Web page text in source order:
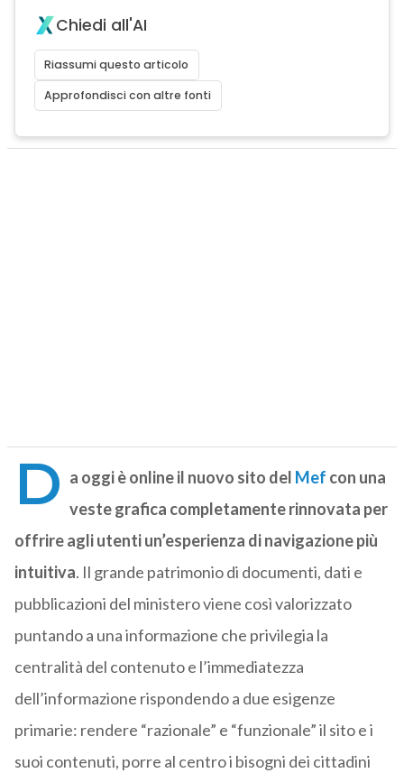
Chiedi all'AI
Riassumi questo articolo
Approfondisci con altre fonti
D a oggi è online il nuovo sito del Mef con una
veste grafica completamente rinnovata per
offrire agli utenti un’esperienza di navigazione più
intuitiva. Il grande patrimonio di documenti, dati e
pubblicazioni del ministero viene così valorizzato
puntando a una informazione che privilegia la
centralità del contenuto e l’immediatezza
dell’informazione rispondendo a due esigenze
primarie: rendere “razionale” e “funzionale” il sito e i
suoi contenuti, porre al centro i bisogni dei cittadini